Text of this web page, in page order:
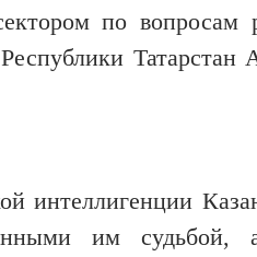
по вопросам
Татарстан
интеллигенции
им судьбой,